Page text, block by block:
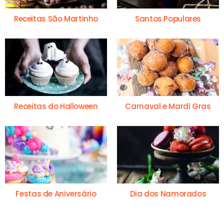
Receitas São Martinho Santos Populares
Receitas do Halloween Carnaval e Mardi Gras
Festas de Aniversário Dia dos Namorados